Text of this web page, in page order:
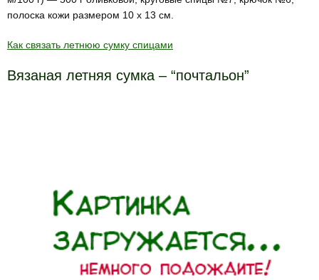
полоска кожи размером 10 x 13 cм.
Как связать летнюю сумку спицами
Вязаная летняя сумка – “почтальон”